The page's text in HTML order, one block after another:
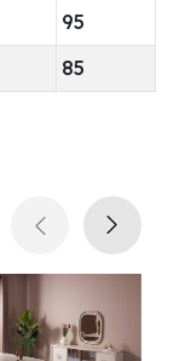
95
85